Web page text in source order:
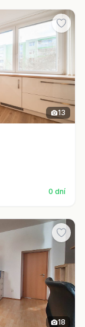
13
0 dní
18